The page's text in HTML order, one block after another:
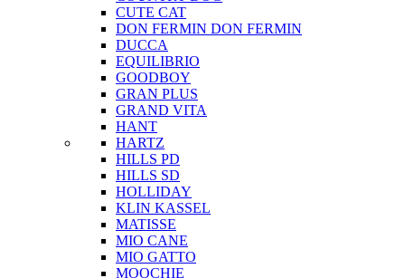
CUTE CAT
DON FERMIN DON FERMIN
DUCCA
EQUILIBRIO
GOODBOY
GRAN PLUS
GRAND VITA
HANT
HARTZ
HILLS PD
HILLS SD
HOLLIDAY
KLIN KASSEL
MATISSE
MIO CANE
MIO GATTO
MOOCHIE